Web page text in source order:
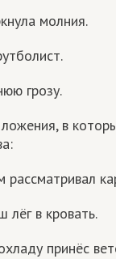
молния.
грозу.
в
рассматривал
лёг в кровать.
принёс